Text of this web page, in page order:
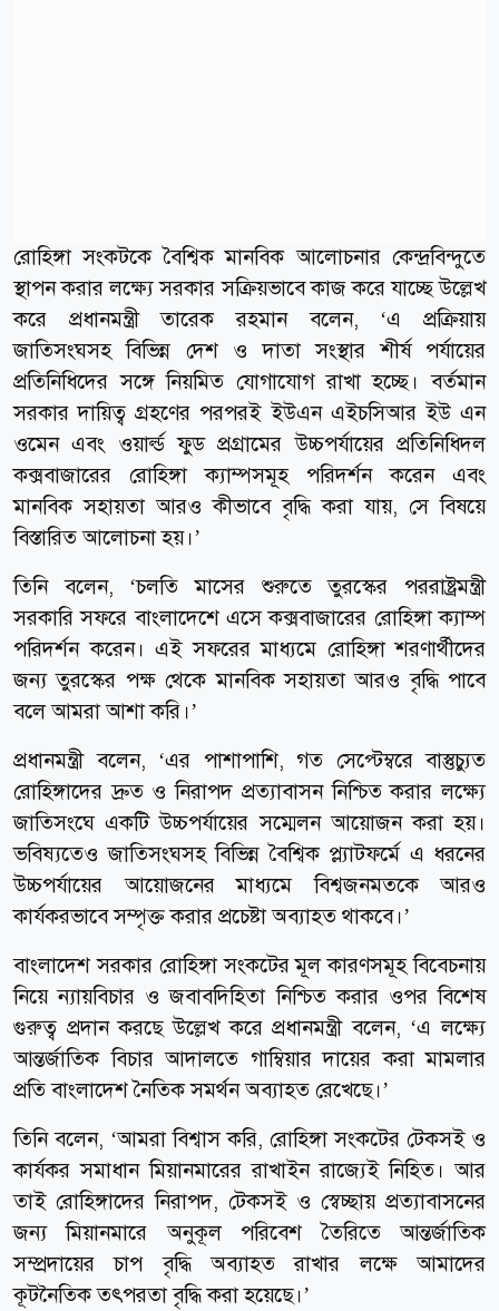
রোহিঙ্গা সংকটকে বৈশ্বিক মানবিক আলোচনার কেন্দ্রবিন্দুতে
স্থাপন করার লক্ষ্যে সরকার সক্রিয়ভাবে কাজ করে যাচ্ছে উল্লেখ
করে প্রধানমন্ত্রী তারেক রহমান বলেন, ‘এ প্রক্রিয়ায়
জাতিসংঘসহ বিভিন্ন দেশ ও দাতা সংস্থার শীর্ষ পর্যায়ের
প্রতিনিধিদের সঙ্গে নিয়মিত যোগাযোগ রাখা হচ্ছে। বর্তমান
সরকার দায়িত্ব গ্রহণের পরপরই ইউএন এইচসিআর ইউ এন
ওমেন এবং ওয়ার্ল্ড ফুড প্রগ্রামের উচ্চপর্যায়ের প্রতিনিধিদল
কক্সবাজারের রোহিঙ্গা ক্যাম্পসমূহ পরিদর্শন করেন এবং
মানবিক সহায়তা আরও কীভাবে বৃদ্ধি করা যায়, সে বিষয়ে
বিস্তারিত আলোচনা হয়।’
তিনি বলেন, ‘চলতি মাসের শুরুতে তুরস্কের পররাষ্ট্রমন্ত্রী
সরকারি সফরে বাংলাদেশে এসে কক্সবাজারের রোহিঙ্গা ক্যাম্প
পরিদর্শন করেন। এই সফরের মাধ্যমে রোহিঙ্গা শরণার্থীদের
জন্য তুরস্কের পক্ষ থেকে মানবিক সহায়তা আরও বৃদ্ধি পাবে
বলে আমরা আশা করি।’
প্রধানমন্ত্রী বলেন, ‘এর পাশাপাশি, গত সেপ্টেম্বরে বাস্তুচ্যুত
রোহিঙ্গাদের দ্রুত ও নিরাপদ প্রত্যাবাসন নিশ্চিত করার লক্ষ্যে
জাতিসংঘে একটি উচ্চপর্যায়ের সম্মেলন আয়োজন করা হয়।
ভবিষ্যতেও জাতিসংঘসহ বিভিন্ন বৈশ্বিক প্ল্যাটফর্মে এ ধরনের
উচ্চপর্যায়ের আয়োজনের মাধ্যমে বিশ্বজনমতকে আরও
কার্যকরভাবে সম্পৃক্ত করার প্রচেষ্টা অব্যাহত থাকবে।’
বাংলাদেশ সরকার রোহিঙ্গা সংকটের মূল কারণসমূহ বিবেচনায়
নিয়ে ন্যায়বিচার ও জবাবদিহিতা নিশ্চিত করার ওপর বিশেষ
গুরুত্ব প্রদান করছে উল্লেখ করে প্রধানমন্ত্রী বলেন, ‘এ লক্ষ্যে
আন্তর্জাতিক বিচার আদালতে গাম্বিয়ার দায়ের করা মামলার
প্রতি বাংলাদেশ নৈতিক সমর্থন অব্যাহত রেখেছে।’
তিনি বলেন, ‘আমরা বিশ্বাস করি, রোহিঙ্গা সংকটের টেকসই ও
কার্যকর সমাধান মিয়ানমারের রাখাইন রাজ্যেই নিহিত। আর
তাই রোহিঙ্গাদের নিরাপদ, টেকসই ও স্বেচ্ছায় প্রত্যাবাসনের
জন্য মিয়ানমারে অনুকূল পরিবেশ তৈরিতে আন্তর্জাতিক
সম্প্রদায়ের চাপ বৃদ্ধি অব্যাহত রাখার লক্ষে আমাদের
কূটনৈতিক তৎপরতা বৃদ্ধি করা হয়েছে।’